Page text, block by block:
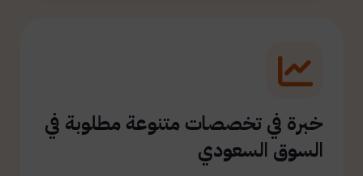
خبرة في تخصصات متنوعة مطلوبة في
السوق السعودي